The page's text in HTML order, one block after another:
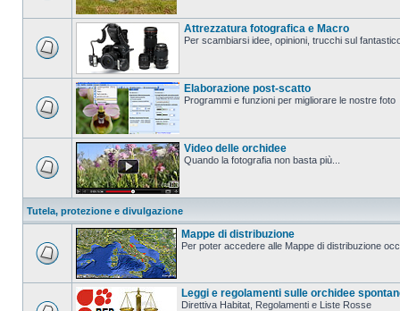
Attrezzatura fotografica e Macro
Per scambiarsi idee, opinioni, trucchi sul
Elaborazione post-scatto
Programmi e funzioni per migliorare le nostre foto
Video delle orchidee
Quando la fotografia non basta più...
Tutela, protezione e divulgazione
Mappe di distribuzione
Per poter accedere alle Mappe di distribuzione
Leggi e regolamenti sulle orchidee
Direttiva Habitat, Regolamenti e Liste Rosse